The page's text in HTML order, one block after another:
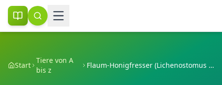
Start
Tiere von A
bis z
Flaum-Honigfresser (Lichenostomus plumulus)